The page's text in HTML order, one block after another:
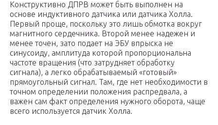
Конструктивно ДПРВ может быть выполнен на
основе индуктивного датчика или датчика Холла.
Первый проще, поскольку это лишь обмотка вокруг
магнитного сердечника. Второй менее надежен и
менее точен, зато подает на ЭБУ впрыска не
синусоиду, амплитуда которой пропорциональна
частоте вращения (что затрудняет обработку
сигнала), а легко обрабатываемый «готовый»
прямоугольный сигнал. Там, где нет необходимости в
точном определении положения распредвала, а
важен сам факт определения нужного оборота, чаще
всего используется датчик Холла.